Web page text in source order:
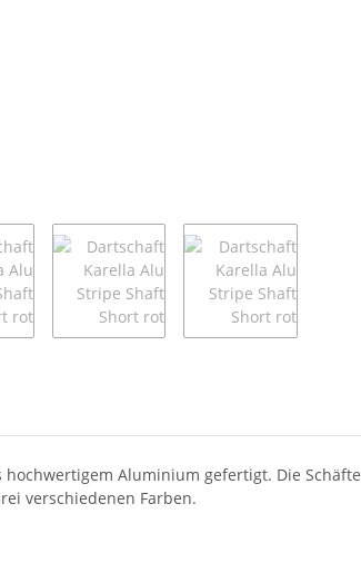
Aluminium gefertigt. Die
verschiedenen Farben.